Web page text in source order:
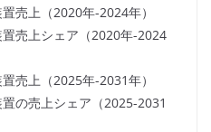
売上（2020年-2024年）
売上シェア（2020年-2024
売上（2025年-2031年）
の売上シェア（2025-2031